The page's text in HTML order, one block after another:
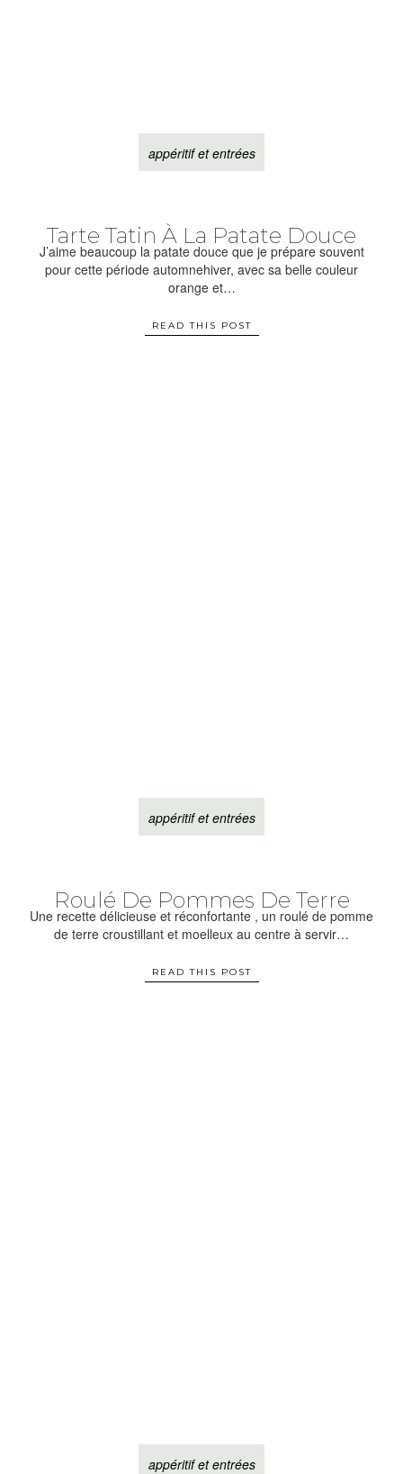
appéritif et entrées
Tarte Tatin À La Patate Douce
J’aime beaucoup la patate douce que je prépare souvent
pour cette période automnehiver, avec sa belle couleur
orange et…
READ THIS POST
appéritif et entrées
Roulé De Pommes De Terre
Une recette délicieuse et réconfortante , un roulé de pomme
de terre croustillant et moelleux au centre à servir…
READ THIS POST
appéritif et entrées